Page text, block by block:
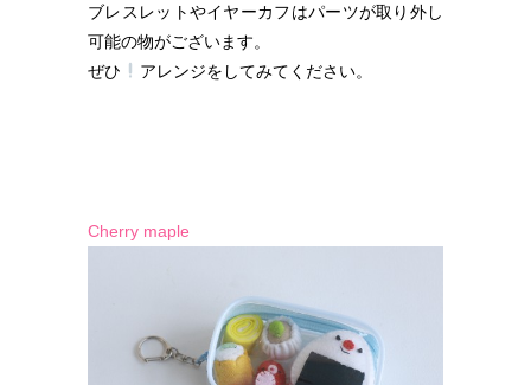
ブレスレットやイヤーカフはパーツが取り外し
可能の物がございます。
ぜひ
アレンジをしてみてください。
Cherry maple